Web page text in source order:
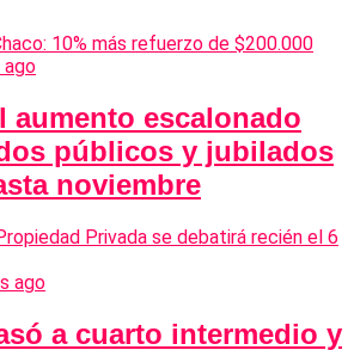
ago
aumento escalonado
públicos y jubilados
noviembre
ago
a cuarto intermedio y